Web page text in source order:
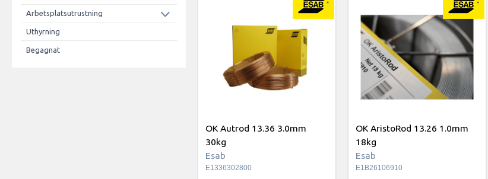
Arbetsplatsutrustning
Uthyrning
Begagnat
OK Autrod 13.36 3.0mm
30kg
Esab
E1336302800
OK AristoRod 13.26 1.0mm
18kg
Esab
E1B26106910